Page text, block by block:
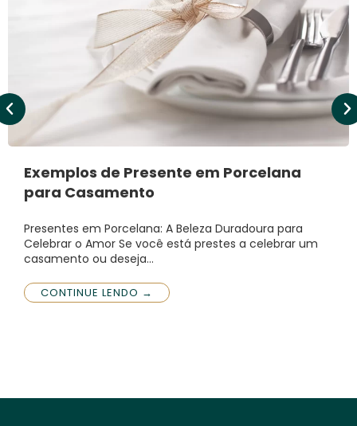
Exemplos de Presente em Porcelana
para Casamento
Presentes em Porcelana: A Beleza Duradoura para
Celebrar o Amor Se você está prestes a celebrar um
casamento ou deseja…
CONTINUE LENDO →